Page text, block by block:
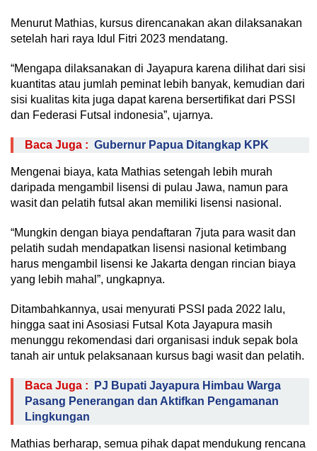
Menurut Mathias, kursus direncanakan akan dilaksanakan
setelah hari raya Idul Fitri 2023 mendatang.
“Mengapa dilaksanakan di Jayapura karena dilihat dari sisi
kuantitas atau jumlah peminat lebih banyak, kemudian dari
sisi kualitas kita juga dapat karena bersertifikat dari PSSI
dan Federasi Futsal indonesia”, ujarnya.
Baca Juga : Gubernur Papua Ditangkap KPK
Mengenai biaya, kata Mathias setengah lebih murah
daripada mengambil lisensi di pulau Jawa, namun para
wasit dan pelatih futsal akan memiliki lisensi nasional.
“Mungkin dengan biaya pendaftaran 7juta para wasit dan
pelatih sudah mendapatkan lisensi nasional ketimbang
harus mengambil lisensi ke Jakarta dengan rincian biaya
yang lebih mahal”, ungkapnya.
Ditambahkannya, usai menyurati PSSI pada 2022 lalu,
hingga saat ini Asosiasi Futsal Kota Jayapura masih
menunggu rekomendasi dari organisasi induk sepak bola
tanah air untuk pelaksanaan kursus bagi wasit dan pelatih.
Baca Juga :
PJ Bupati Jayapura Himbau Warga
Pasang Penerangan dan Aktifkan Pengamanan
Lingkungan
Mathias berharap, semua pihak dapat mendukung rencana